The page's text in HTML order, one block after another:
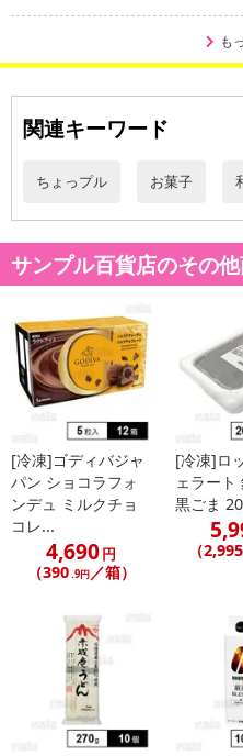
■その他共通および商品カテゴ
こちらの情報は
も
関連キーワード
ちょっプル お菓子
サンプル百貨店のその
[冷凍]ゴディバジャ
パン ショコラフォ
ンデュ ミルクチョ
コレ...
4,690円
（390.9円／箱）
[冷凍]ロ
ェラート
黒ごま
（2,995